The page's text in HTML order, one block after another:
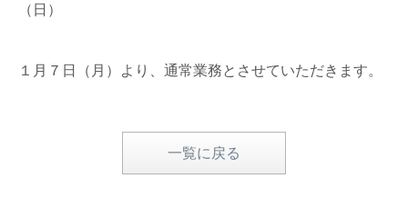
（日）
１月７日（月）より、通常業務とさせていただきます。
一覧に戻る